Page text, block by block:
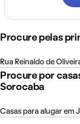
Procure pelas
Rua Reinaldo de
Procure por
Sorocaba
Casas para alugar em